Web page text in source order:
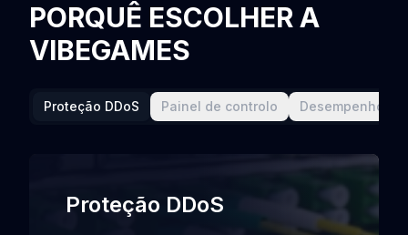
PORQUÊ ESCOLHER A
VIBEGAMES
Proteção DDoS Painel de controlo Desempenho
Proteção DDoS